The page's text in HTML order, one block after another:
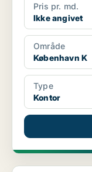
Pris pr. md.
Ikke angivet
Område
København K
Type
Kontor